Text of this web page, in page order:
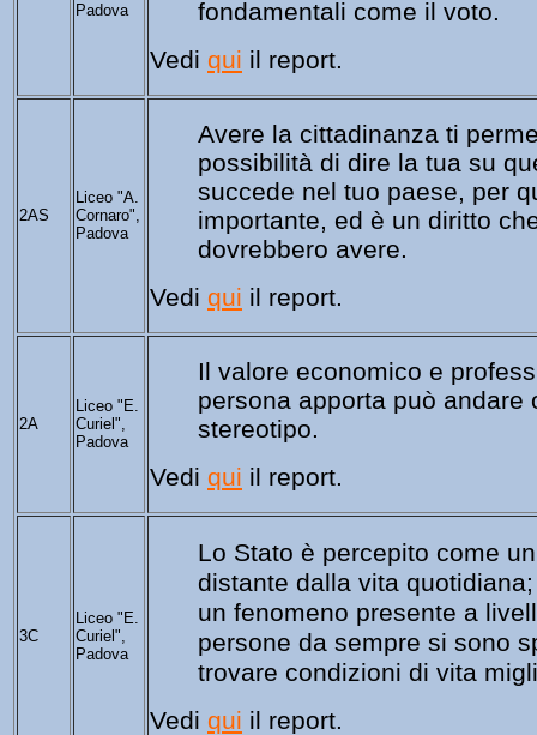
Padova
fondamentali come il voto.
Vedi qui il report.
2AS
Liceo "A.
Cornaro",
Padova
Avere la cittadinanza ti
possibilità di dire la tua su
succede nel tuo paese, per
importante, ed è un diritto
dovrebbero avere.
Vedi qui il report.
2A
Liceo "E.
Curiel",
Padova
Il valore economico e
persona apporta può andare
stereotipo.
Vedi qui il report.
3C
Liceo "E.
Curiel",
Padova
Lo Stato è percepito come
distante dalla vita
un fenomeno presente a
persone da sempre si sono
trovare condizioni di vita
Vedi qui il report.